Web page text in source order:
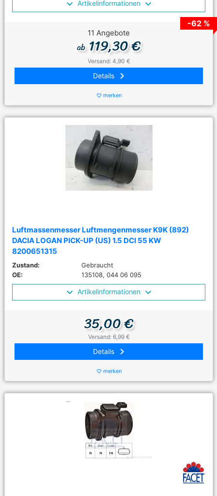
Artikelinformationen
-62 %
11 Angebote
ab119,30 €
Versand: 4,90 €
Details keyboard_arrow_right
favorite_border merken
Luftmassenmesser Luftmengenmesser K9K (892)
DACIA LOGAN PICK-UP (US) 1.5 DCI 55 KW
8200651315
Zustand:
Gebraucht
OE:
135108, 044 06 095
Artikelinformationen
35,00 €
Versand: 6,99 €
Details keyboard_arrow_right
favorite_border merken